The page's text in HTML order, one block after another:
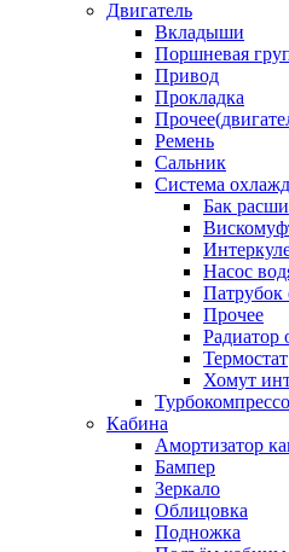
Двигатель
Вкладыши
Поршневая
Привод
Прокладка
Ремень
Сальник
Система
Бак
Насос
Патрубок
Прочее
Радиатор
Термостат
Хомут
Кабина
Амортизатор
Бампер
Зеркало
Облицовка
Подножка